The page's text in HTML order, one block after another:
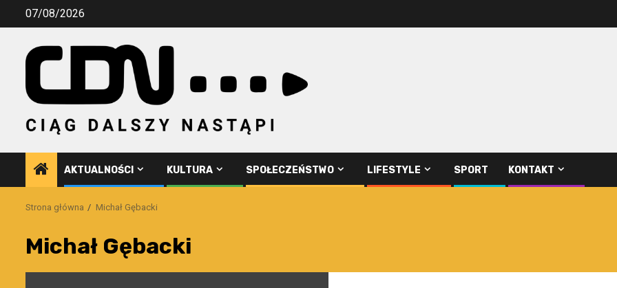
Przejdź07/08/2026
AKTUALNOŚCI KULTURA SPOŁECZEŃSTWO LIFESTYLE SPORT KONTAKT
Strona główna Michał Gębacki
Michał Gębacki